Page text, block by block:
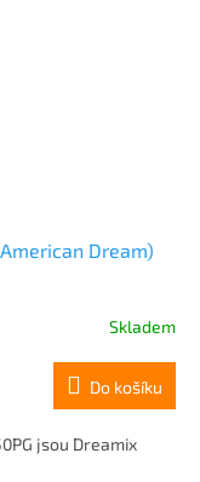
Dream)
Skladem
Do košíku
jsou Dreamix